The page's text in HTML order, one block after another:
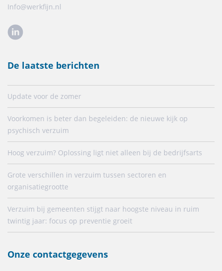
Info@werkfijn.nl
De laatste berichten
Update voor de zomer
Voorkomen is beter dan begeleiden: de nieuwe kijk op
psychisch verzuim
Hoog verzuim? Oplossing ligt niet alleen bij de bedrijfsarts
Grote verschillen in verzuim tussen sectoren en
organisatiegrootte
Verzuim bij gemeenten stijgt naar hoogste niveau in ruim
twintig jaar: focus op preventie groeit
Onze contactgegevens